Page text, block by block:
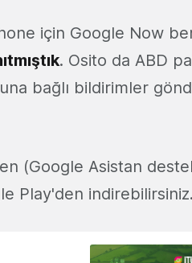
için Google Now
. Osito da ABD
bağlı bildirimler
(Google Asistan
Play'den indirebilirsiniz.